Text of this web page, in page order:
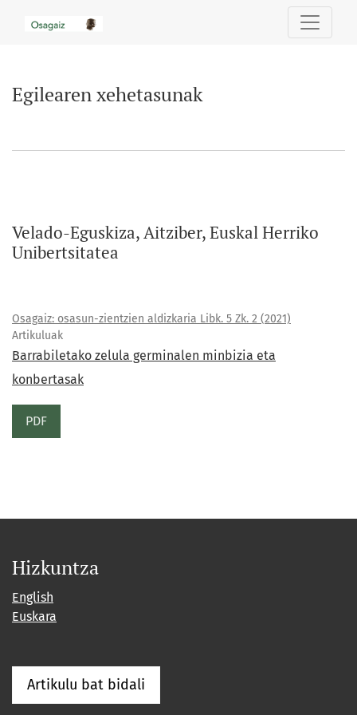
Egilearen xehetasunak
Velado-Eguskiza, Aitziber, Euskal Herriko
Unibertsitatea
Osagaiz: osasun-zientzien aldizkaria Libk. 5 Zk. 2 (2021)
Artikuluak
Barrabiletako zelula germinalen minbizia eta
konbertasak
PDF
Hizkuntza
English
Euskara
Artikulu bat bidali